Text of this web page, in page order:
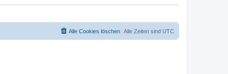
Alle Zeiten sind UTC
Alle Cookies löschen